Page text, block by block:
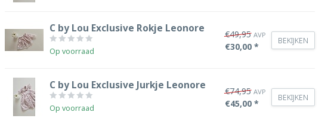
C by Lou Exclusive Rokje Leonore
Op voorraad
€49,95 AVP
€30,00 *
BEKIJKEN
C by Lou Exclusive Jurkje Leonore
Op voorraad
€74,95 AVP
€45,00 *
BEKIJKEN